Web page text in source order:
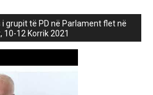
i grupit të PD në Parlament flet në
10-12 Korrik 2021